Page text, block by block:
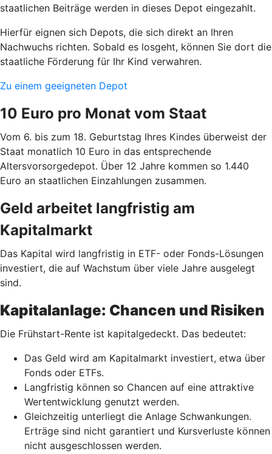
staatlichen Beiträge werden in dieses Depot eingezahlt.
Hierfür eignen sich Depots, die sich direkt an Ihren
Nachwuchs richten. Sobald es losgeht, können Sie dort die
staatliche Förderung für Ihr Kind verwahren.
Zu einem geeigneten Depot
10 Euro pro Monat vom Staat
Vom 6. bis zum 18. Geburtstag Ihres Kindes überweist der
Staat monatlich 10 Euro in das entsprechende
Altersvorsorgedepot. Über 12 Jahre kommen so 1.440
Euro an staatlichen Einzahlungen zusammen.
Geld arbeitet langfristig am
Kapitalmarkt
Das Kapital wird langfristig in ETF- oder Fonds-Lösungen
investiert, die auf Wachstum über viele Jahre ausgelegt
sind.
Kapitalanlage: Chancen und Risiken
Die Frühstart-Rente ist kapitalgedeckt. Das bedeutet:
Das Geld wird am Kapitalmarkt investiert, etwa über
Fonds oder ETFs.
Langfristig können so Chancen auf eine attraktive
Wertentwicklung genutzt werden.
Gleichzeitig unterliegt die Anlage Schwankungen.
Erträge sind nicht garantiert und Kursverluste können
nicht ausgeschlossen werden.